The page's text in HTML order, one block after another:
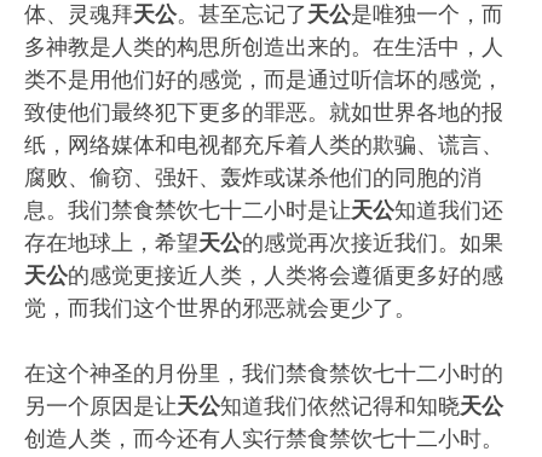
体、灵魂拜天公。甚至忘记了天公是唯独一个，而
多神教是人类的构思所创造出来的。在生活中，人
类不是用他们好的感觉，而是通过听信坏的感觉，
致使他们最终犯下更多的罪恶。就如世界各地的报
纸，网络媒体和电视都充斥着人类的欺骗、谎言、
腐败、偷窃、强奸、轰炸或谋杀他们的同胞的消
息。我们禁食禁饮七十二小时是让天公知道我们还
存在地球上，希望天公的感觉再次接近我们。如果
天公的感觉更接近人类，人类将会遵循更多好的感
觉，而我们这个世界的邪恶就会更少了。
在这个神圣的月份里，我们禁食禁饮七十二小时的
另一个原因是让天公知道我们依然记得和知晓天公
创造人类，而今还有人实行禁食禁饮七十二小时。